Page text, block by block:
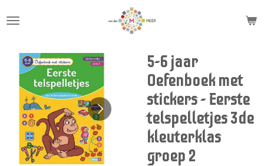
direct
hoofdinhoud
5-6 jaar
Oefenboek met
stickers - Eerste
telspelletjes 3de
kleuterklas
groep 2